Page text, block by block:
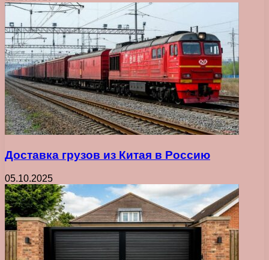
Доставка грузов из Китая в Россию
05.10.2025